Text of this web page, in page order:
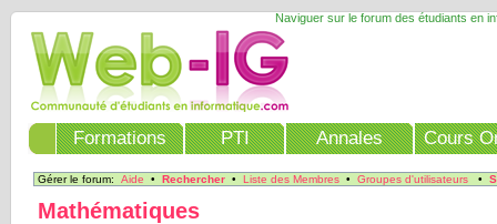
Naviguer sur le forum des étudiants en
Formations PTI Annales Cours
Gérer le forum: Aide • Rechercher• Liste des Membres• Groupes d'utilisateurs•
Mathématiques